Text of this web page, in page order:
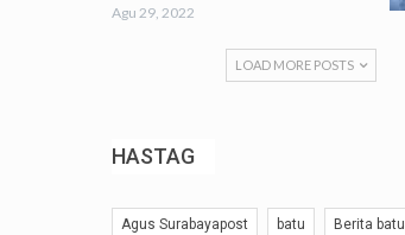
Agu 29, 2022
LOAD MORE POSTS
HASTAG
Agus Surabayapost batu Berita batu